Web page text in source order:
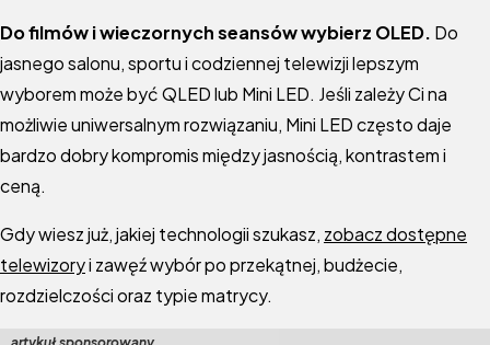
Do filmów i wieczornych seansów wybierz OLED. Do
jasnego salonu, sportu i codziennej telewizji lepszym
wyborem może być QLED lub Mini LED. Jeśli zależy Ci na
możliwie uniwersalnym rozwiązaniu, Mini LED często daje
bardzo dobry kompromis między jasnością, kontrastem i
ceną.
Gdy wiesz już, jakiej technologii szukasz, zobacz dostępne
telewizoryi zawęź wybór po przekątnej, budżecie,
rozdzielczości oraz typie matrycy.